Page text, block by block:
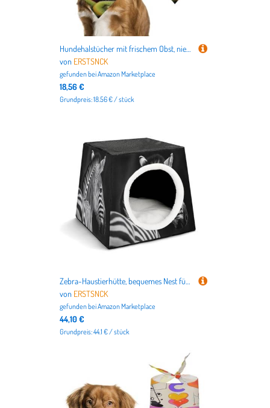
Hundehalstücher mit frischem Obst, niedlich, weiche Baumwolle, waschbar, für den täglichen Sommer, langlebig, dreieckig, wendbar, geeignet für kleine, mittelgroße und große Hunde und Katzen
von ERSTSNCK
gefunden beiAmazon Marketplace
18,56 €
Grundpreis: 18.56 € / stück
Zebra-Haustierhütte, bequemes Nest für Haustiere, Weltraumkapsel, warm, weich, für den Innenbereich, Haustierhaus, für Innenkatzen, kleine Hunde und mittelgroße Tiere, Schwarz und Weiß
von ERSTSNCK
gefunden beiAmazon Marketplace
44,10 €
Grundpreis: 44.1 € / stück